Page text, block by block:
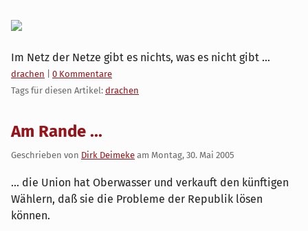
Im Netz der Netze gibt es nichts, was es nicht gibt ...
Kategorien:
drachen
0 Kommentare
Tags für diesen Artikel: drachen
Am Rande ...
Geschrieben von Dirk Deimeke am Montag, 30. Mai 2005
... die Union hat Oberwasser und verkauft den künftigen
Wählern, daß sie die Probleme der Republik lösen
können.